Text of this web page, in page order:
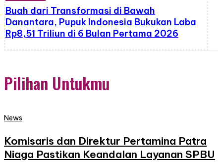
Buah dari Transformasi di Bawah
Danantara, Pupuk Indonesia Bukukan Laba
Rp8,51 Triliun di 6 Bulan Pertama 2026
Pilihan Untukmu
News
Komisaris dan Direktur Pertamina Patra
Niaga Pastikan Keandalan Layanan SPBU